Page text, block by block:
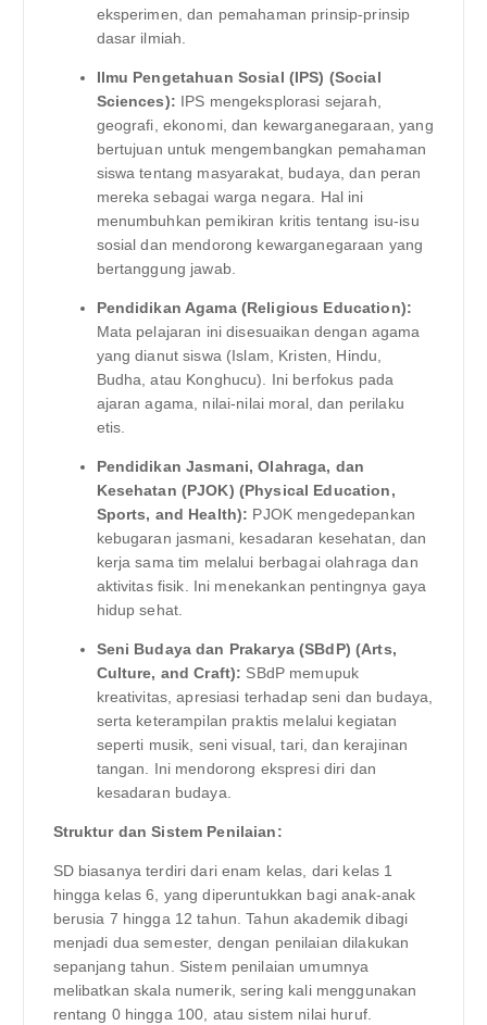
eksperimen, dan pemahaman prinsip-prinsip
dasar ilmiah.
Ilmu Pengetahuan Sosial (IPS) (Social
Sciences): IPS mengeksplorasi sejarah,
geografi, ekonomi, dan kewarganegaraan, yang
bertujuan untuk mengembangkan pemahaman
siswa tentang masyarakat, budaya, dan peran
mereka sebagai warga negara. Hal ini
menumbuhkan pemikiran kritis tentang isu-isu
sosial dan mendorong kewarganegaraan yang
bertanggung jawab.
Pendidikan Agama (Religious Education):
Mata pelajaran ini disesuaikan dengan agama
yang dianut siswa (Islam, Kristen, Hindu,
Budha, atau Konghucu). Ini berfokus pada
ajaran agama, nilai-nilai moral, dan perilaku
etis.
Pendidikan Jasmani, Olahraga, dan
Kesehatan (PJOK) (Physical Education,
Sports, and Health): PJOK mengedepankan
kebugaran jasmani, kesadaran kesehatan, dan
kerja sama tim melalui berbagai olahraga dan
aktivitas fisik. Ini menekankan pentingnya gaya
hidup sehat.
Seni Budaya dan Prakarya (SBdP) (Arts,
Culture, and Craft): SBdP memupuk
kreativitas, apresiasi terhadap seni dan budaya,
serta keterampilan praktis melalui kegiatan
seperti musik, seni visual, tari, dan kerajinan
tangan. Ini mendorong ekspresi diri dan
kesadaran budaya.
Struktur dan Sistem Penilaian:
SD biasanya terdiri dari enam kelas, dari kelas 1
hingga kelas 6, yang diperuntukkan bagi anak-anak
berusia 7 hingga 12 tahun. Tahun akademik dibagi
menjadi dua semester, dengan penilaian dilakukan
sepanjang tahun. Sistem penilaian umumnya
melibatkan skala numerik, sering kali menggunakan
rentang 0 hingga 100, atau sistem nilai huruf.